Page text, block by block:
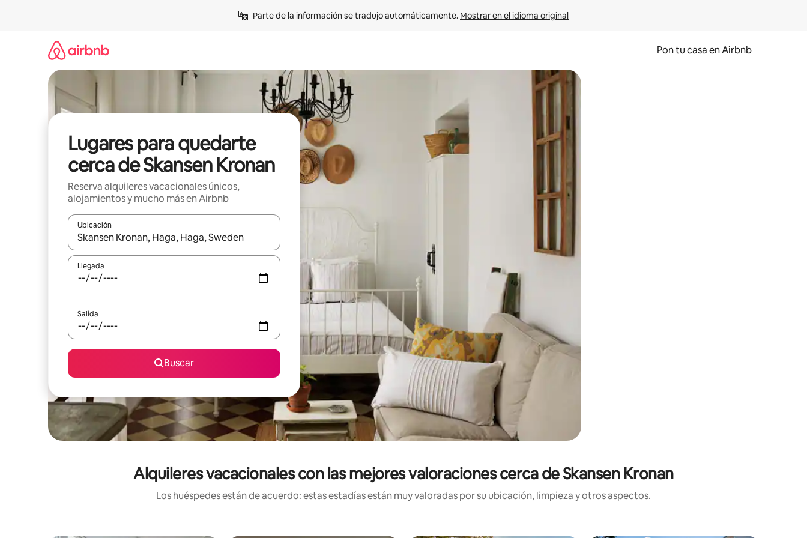
Parte de la información se tradujo automáticamente. Mostrar en el idioma original
Pon tu casa en Airbnb
Lugares para quedarte
cerca de Skansen Kronan
Reserva alquileres vacacionales únicos,
alojamientos y mucho más en Airbnb
Ubicación
Cuando los resultados estén disponibles, navega con las teclas de flecha hacia arriba y hacia abajo o explora con el tacto o desliza el dedo.
Llegada
Salida
Buscar
Alquileres vacacionales con las mejores valoraciones cerca de Skansen Kronan
Los huéspedes están de acuerdo: estas estadías están muy valoradas por su ubicación, limpieza y otros aspectos.